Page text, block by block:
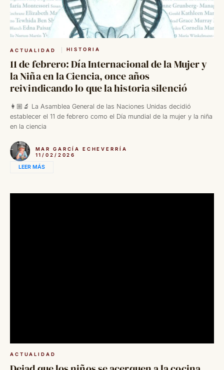
ACTUALIDAD HISTORIA
11 de febrero: Día Internacional de la Mujer y
la Niña en la Ciencia, once años
reivindicando lo que la historia silenció
👩🏼‍🔬 La Asamblea General de las Naciones Unidas decidió
establecer el 11 de febrero como el Día mundial de la mujer y la niña
en la ciencia
MAR GARCÍA ECHEVERRÍA
11/02/2026
LEER MÁS
ACTUALIDAD